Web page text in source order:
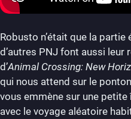
Robusto n’était que la
d’autres PNJ font aussi leur
d’Animal Crossing: New
qui nous attend sur le
vous emmène sur une
avec le voyage aléatoire